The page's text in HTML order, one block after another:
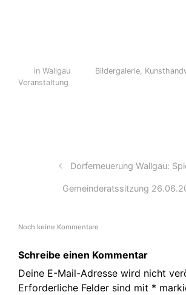
in Wallgau Bildergalerie,
Veranstaltung
Dorferneuerung Wallgau:
Gemeinderatssitzung
Noch keine Kommentare
Schreibe einen Kommentar
Deine E-Mail-Adresse wird nicht
Erforderliche Felder sind mit *